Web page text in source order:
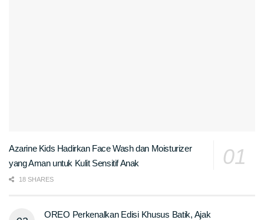
Azarine Kids Hadirkan Face Wash dan Moisturizer
yang Aman untuk Kulit Sensitif Anak
18 SHARES
OREO Perkenalkan Edisi Khusus Batik, Ajak